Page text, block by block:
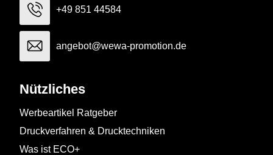
+49 851 44584
angebot@wewa-promotion.de
Nützliches
Werbeartikel Ratgeber
Druckverfahren & Drucktechniken
Was ist ECO+